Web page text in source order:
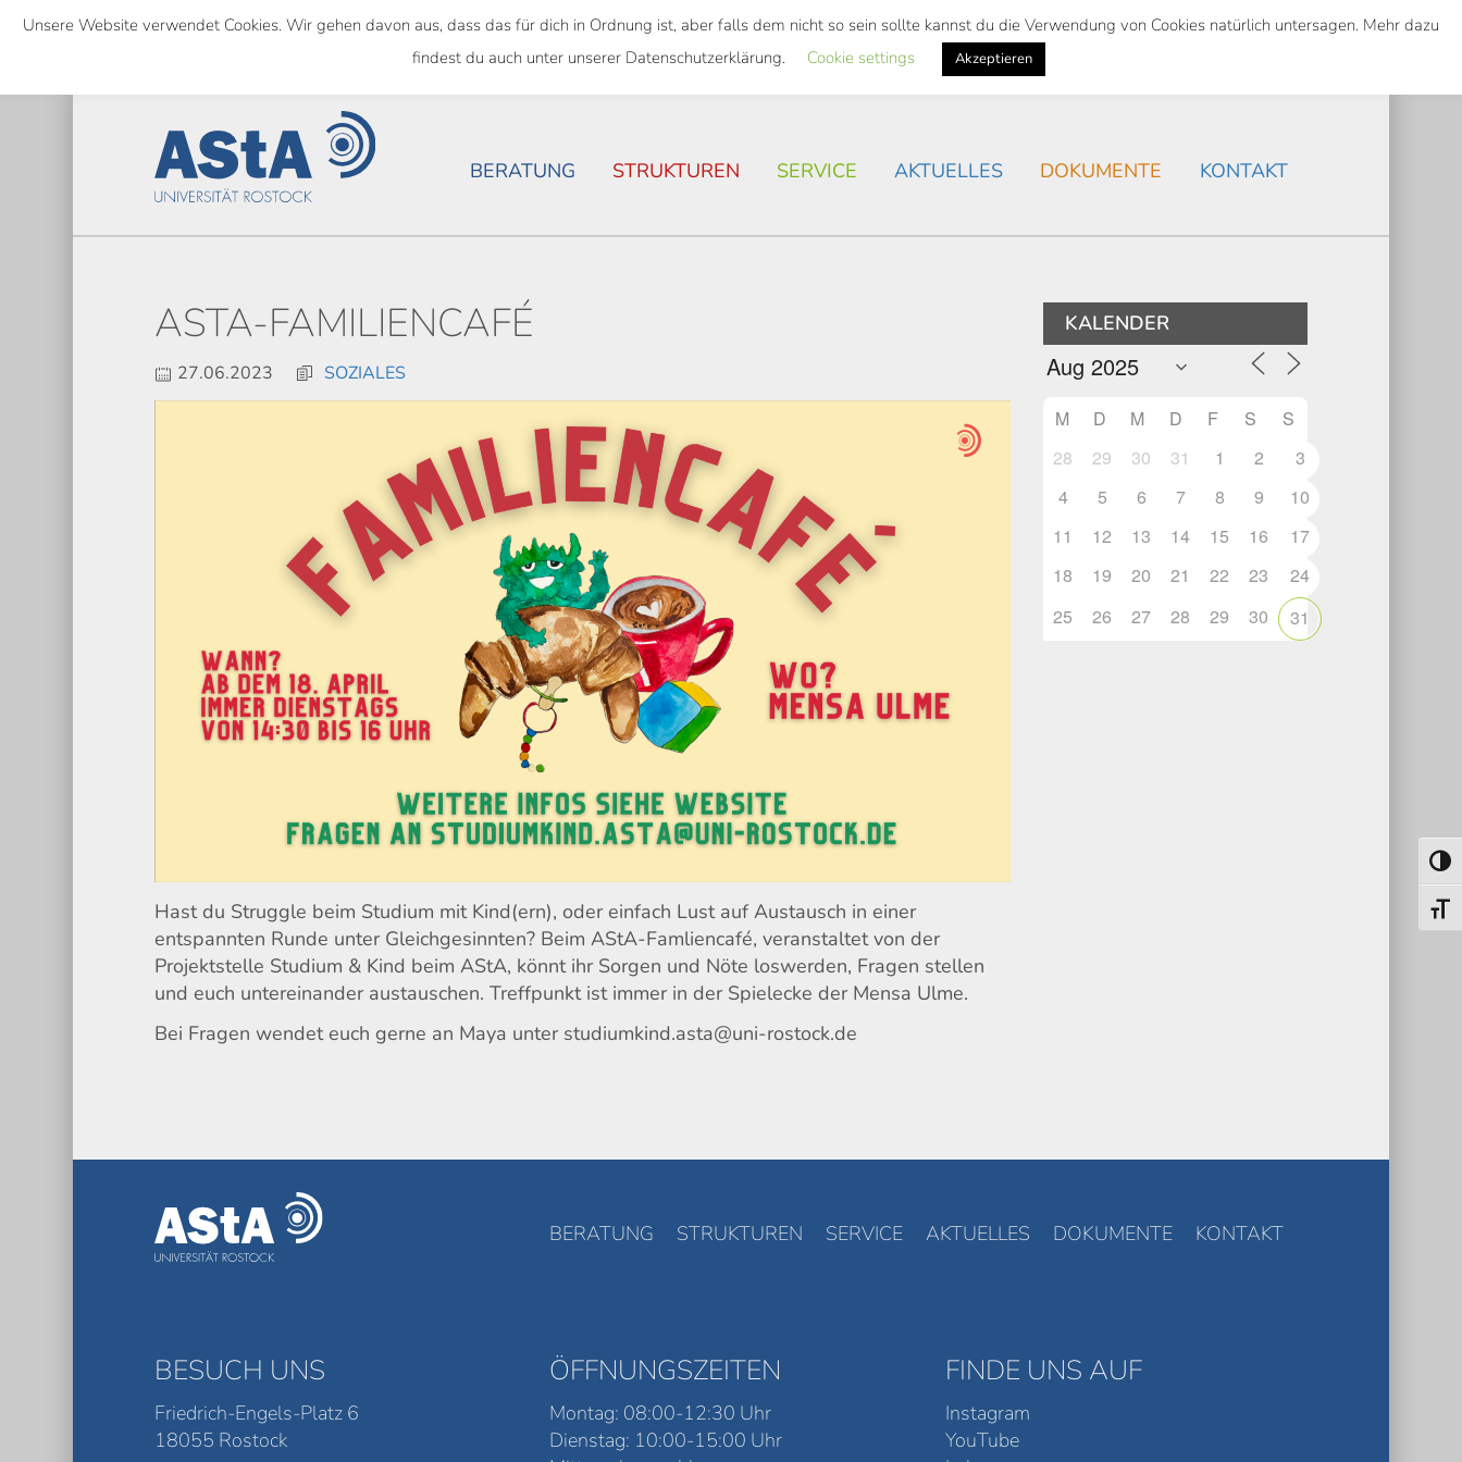
Skip
content
Suche
Search
SEMESTERTICKET ALS BUNDESWEITES TICKET AKTUELLES
BERATUNG STRUKTUREN SERVICE AKTUELLES DOKUMENTE KONTAKT
ASTA-FAMILIENCAFÉ
27.06.2023 SOZIALES
Hast du Struggle beim Studium mit Kind(ern), oder einfach Lust auf Austausch in einer
entspannten Runde unter Gleichgesinnten? Beim AStA-Famliencafé, veranstaltet von der
Projektstelle Studium & Kind beim AStA, könnt ihr Sorgen und Nöte loswerden, Fragen stellen
und euch untereinander austauschen. Treffpunkt ist immer in der Spielecke der Mensa Ulme.
Bei Fragen wendet euch gerne an Maya unter studiumkind.asta@uni-rostock.de
KALENDER
M D M D F S
S
28
29 30 31 1 2
3
4
5 6 7 8 9
10
11
12 13 14 15 16
17
18
19 20 21 22 23
24
25
26 27 28 29 30 31
BERATUNG STRUKTUREN SERVICE AKTUELLES DOKUMENTE KONTAKT
BESUCH UNS
Friedrich-Engels-Platz 6
18055 Rostock
ÖFFNUNGSZEITEN
Montag: 08:00-12:30 Uhr
Dienstag: 10:00-15:00 Uhr
FINDE UNS AUF
Instagram
YouTube
Unsere Website verwendet Cookies. Wir gehen davon aus, dass das für dich in Ordnung ist, aber falls dem nicht so sein sollte kannst du die Verwendung von Cookies natürlich untersagen. Mehr dazu
findest du auch unter unserer Datenschutzerklärung.
Cookie settings Akzeptieren